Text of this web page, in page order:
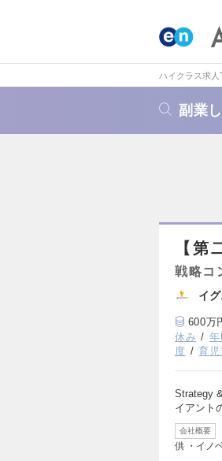
ハイクラス求人
副業
【
戦略コ
イ
600万
休み
年
度
育
Strategy
イアント
会社概要
供 ・イノ